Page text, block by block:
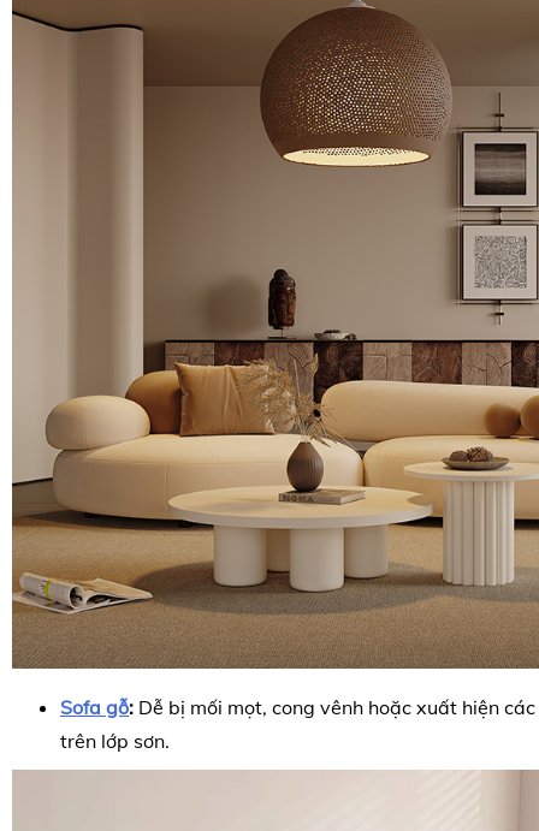
Sofa gỗ: Dễ bị mối mọt, cong vênh hoặc xuất hiện
trên lớp sơn.